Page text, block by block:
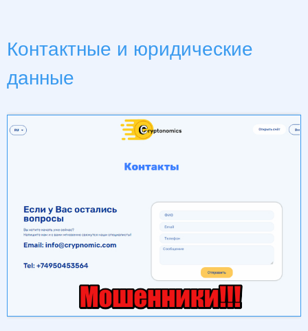
Контактные и юридические
данные